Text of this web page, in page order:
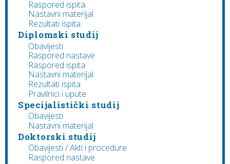
Raspored ispita
Nastavni materijal
Rezultati ispita
Diplomski studij
Obavijesti
Raspored nastave
Raspored ispita
Nastavni materijal
Rezultati ispita
Pravilnici i upute
Specijalistički studij
Obavijesti
Nastavni materijal
Doktorski studij
Obavijesti / Akti i procedure
Raspored nastave